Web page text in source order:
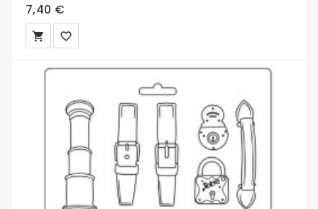
7,40 €
local_grocery_store favorite_border